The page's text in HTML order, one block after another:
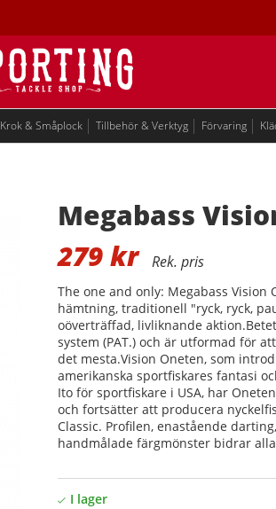
Krok & Småplock Tillbehör & Verktyg Förvaring
Megabass
279kr
The one and only: Megabass
hämtning, traditionell "ryck, ryck,
oöverträffad, livliknande
system (PAT.) och är utformad för
det mesta.Vision Oneten, som
amerikanska sportfiskares fantasi
Ito för sportfiskare i USA, har
och fortsätter att producera
Classic. Profilen, enastående
handmålade färgmönster bidrar